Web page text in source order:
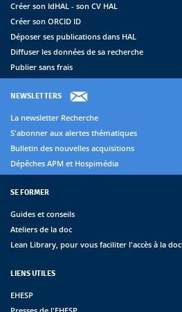
Créer son IdHAL - son CV HAL
Créer son ORCID ID
Déposer ses publications dans HAL
Diffuser les données de sa recherche
Publier sans frais
NEWSLETTERS
La newsletter Recherche
S'abonner aux alertes thématiques
Bulletin des nouvelles acquisitions
Dépêches APM et Hospimédia
SE FORMER
Guides et conseils
Ateliers de la doc
Lean Library, pour vous faciliter l'accès à la
LIENS UTILES
EHESP